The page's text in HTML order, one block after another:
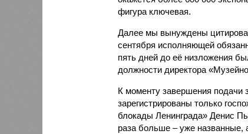
фигура ключевая.
Далее мы вынуждены
сентября исполняющей
пять дней до её низложения
должности директора
К моменту завершения подачи
зарегистрированы только
блокады Ленинграда» Денис
раза больше – уже названные,